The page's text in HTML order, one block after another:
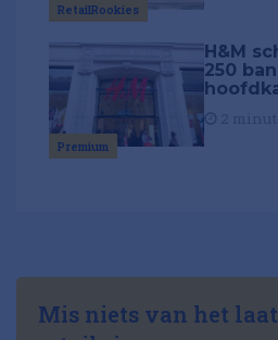
RetailRookies
Premium
H&M
250
Mis niets van het